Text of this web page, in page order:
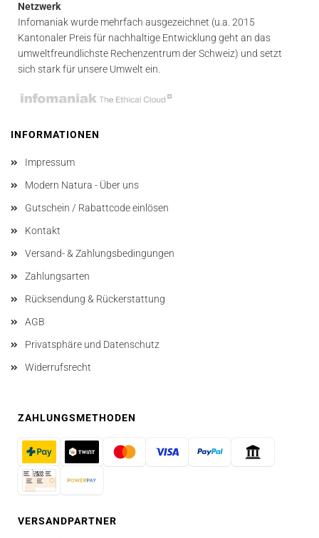
Netzwerk
Infomaniak wurde mehrfach ausgezeichnet (u.a. 2015
Kantonaler Preis für nachhaltige Entwicklung geht an das
umweltfreundlichste Rechenzentrum der Schweiz) und setzt
sich stark für unsere Umwelt ein.
INFORMATIONEN
Impressum
Modern Natura - Über uns
Gutschein / Rabattcode einlösen
Kontakt
Versand- & Zahlungsbedingungen
Zahlungsarten
Rücksendung & Rückerstattung
AGB
Privatsphäre und Datenschutz
Widerrufsrecht
ZAHLUNGSMETHODEN
VERSANDPARTNER